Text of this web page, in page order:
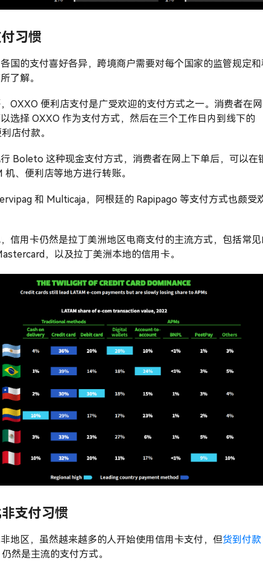
习惯
国的支付喜好各异，跨境商户需要对每个国家的监管规定
了解。
OXXO 便利店支付是广受欢迎的支付方式之一。消费者在
选择 OXXO 作为支付方式，然后在三个工作日内到线下的
店付款。
Boleto 这种现金支付方式，消费者在网上下单后，可以在
机、便利店等地方进行转账。
和 Multicaja，阿根廷的 Rapipago 等支付方式也颇受
信用卡仍然是拉丁美洲地区电商支付的主流方式，包括常
，以及拉丁美洲本地的信用卡。
支付习惯
地区，虽然越来越多的人开始使用信用卡支付，但货到付款
仍然是主流的支付方式。